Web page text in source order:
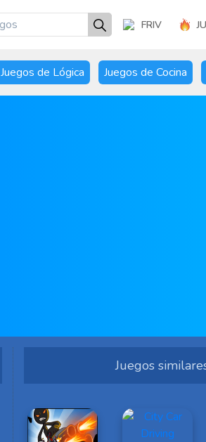
FRIV
Juegos de Lógica Juegos de Cocina
Juegos